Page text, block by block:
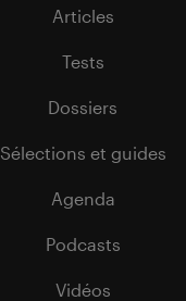
Articles
Tests
Dossiers
Sélections et guides
Agenda
Podcasts
Vidéos